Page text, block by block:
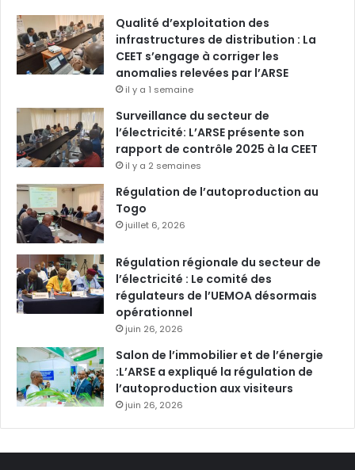
Qualité d’exploitation des
infrastructures de distribution : La
CEET s’engage à corriger les
anomalies relevées par l’ARSE
il y a 1 semaine
Surveillance du secteur de
l’électricité: L’ARSE présente son
rapport de contrôle 2025 à la CEET
il y a 2 semaines
Régulation de l’autoproduction au
Togo
juillet 6, 2026
Régulation régionale du secteur de
l’électricité : Le comité des
régulateurs de l’UEMOA désormais
opérationnel
juin 26, 2026
Salon de l’immobilier et de l’énergie
:L’ARSE a expliqué la régulation de
l’autoproduction aux visiteurs
juin 26, 2026